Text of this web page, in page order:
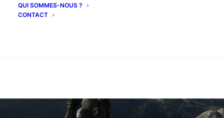
QUI SOMMES-NOUS ?
CONTACT